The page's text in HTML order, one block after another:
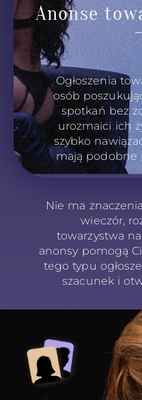
Anonse
Ogłoszenia
osób
spotkań bez
urozmaici ich
szybko
mają podobne
Nie ma
wieczór,
towarzystwa
anonsy pomogą
tego typu
szacunek i